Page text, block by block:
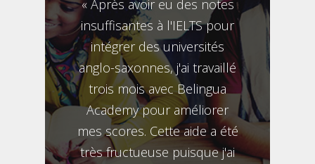
« Après avoir eu des notes
insuffisantes à l'IELTS pour
intégrer des universités
anglo-saxonnes, j'ai travaillé
trois mois avec Belingua
Academy pour améliorer
mes scores. Cette aide a été
très fructueuse puisque j'ai
« J'ai dû
examens
mon projet
Cambridge
mes